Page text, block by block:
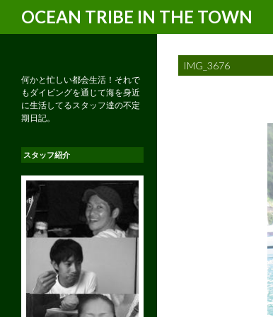
OCEAN TRIBE IN THE TOWN
IMG_3676
何かと忙しい都会生活！それで
もダイビングを通じて海を身近
に生活してるスタッフ達の不定
期日記。
スタッフ紹介